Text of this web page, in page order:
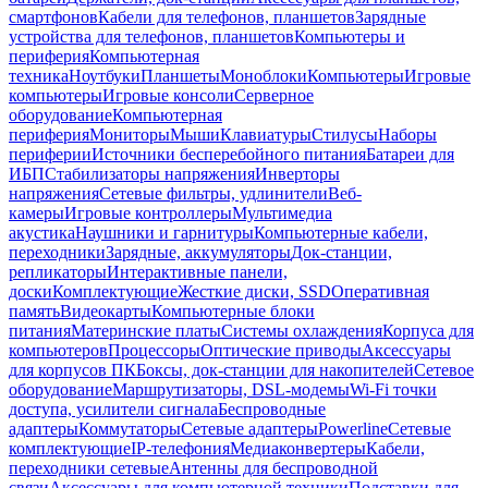
смартфоновКабели для телефонов, планшетовЗарядные
устройства для телефонов, планшетовКомпьютеры и
периферияКомпьютерная
техникаНоутбукиПланшетыМоноблокиКомпьютерыИгровые
компьютерыИгровые консолиСерверное
оборудованиеКомпьютерная
периферияМониторыМышиКлавиатурыСтилусыНаборы
периферииИсточники бесперебойного питанияБатареи для
ИБПСтабилизаторы напряженияИнверторы
напряженияСетевые фильтры, удлинителиВеб-
камерыИгровые контроллерыМультимедиа
акустикаНаушники и гарнитурыКомпьютерные кабели,
переходникиЗарядные, аккумуляторыДок-станции,
репликаторыИнтерактивные панели,
доскиКомплектующиеЖесткие диски, SSDОперативная
памятьВидеокартыКомпьютерные блоки
питанияМатеринские платыСистемы охлажденияКорпуса для
компьютеровПроцессорыОптические приводыАксессуары
для корпусов ПКБоксы, док-станции для накопителейСетевое
оборудованиеМаршрутизаторы, DSL-модемыWi-Fi точки
доступа, усилители сигналаБеспроводные
адаптерыКоммутаторыСетевые адаптерыPowerlineСетевые
комплектующиеIP-телефонияМедиаконвертерыКабели,
переходники сетевыеАнтенны для беспроводной